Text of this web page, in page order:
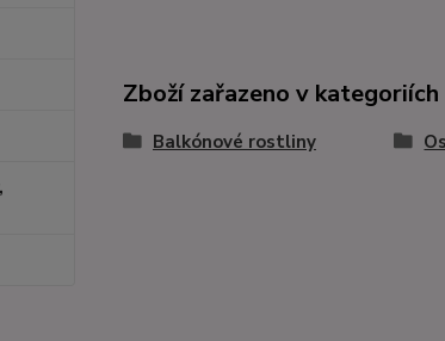
Zboží zařazeno v kategoriích
Balkónové rostliny